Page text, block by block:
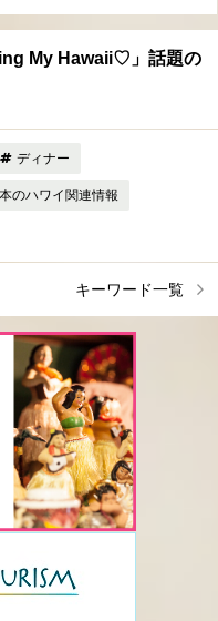
My Hawaii♡」話題の
ディナー
のハワイ関連情報
キーワード一覧